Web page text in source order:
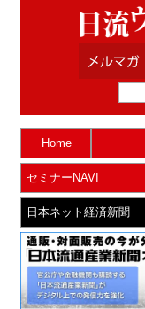
Home
セミナーNAVI
日本ネット経済新聞